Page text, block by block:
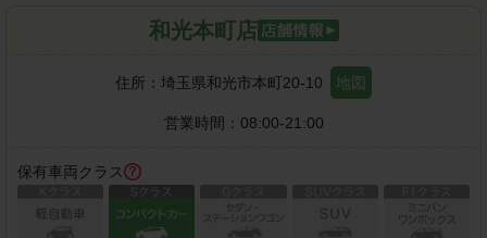
和光本町店
住所： 埼玉県和光市本町20-10 地図
営業時間： 08:00-21:00
保有車両クラス